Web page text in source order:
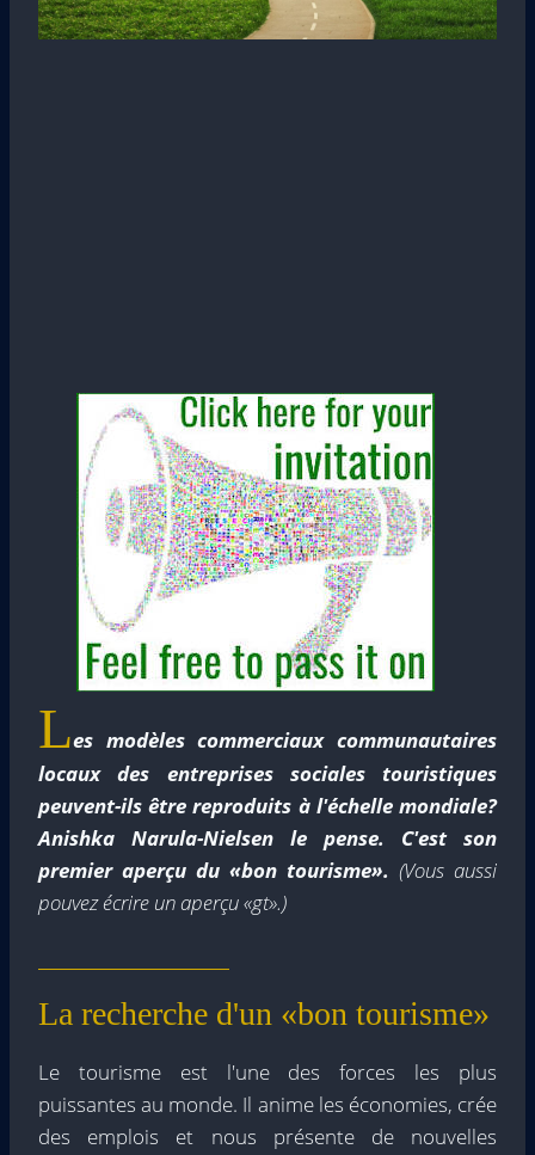
Les modèles commerciaux communautaires
locaux des entreprises sociales touristiques
peuvent-ils être reproduits à l'échelle mondiale?
Anishka Narula-Nielsen le pense.
C'est son
premier aperçu du «bon tourisme». (Vous aussi
pouvez écrire un aperçu «gt».)
La recherche d'un «bon tourisme»
Le tourisme est l'une des forces les plus
puissantes au monde. Il anime les économies, crée
des emplois et nous présente de nouvelles